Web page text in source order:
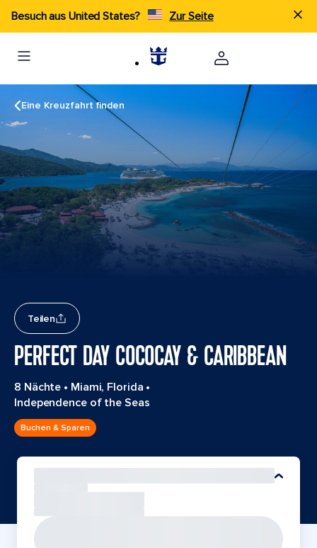
Besuch aus United States? Zur Seite
Eine Kreuzfahrt finden
Teilen
PERFECT DAY COCOCAY & CARIBBEAN
8 Nächte • Miami, Florida •
Independence of the Seas
Buchen & Sparen